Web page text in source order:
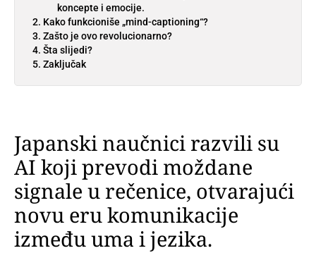
koncepte i emocije.
Kako funkcioniše „mind-captioning“?
Zašto je ovo revolucionarno?
Šta slijedi?
Zaključak
Japanski naučnici razvili su
AI koji prevodi moždane
signale u rečenice, otvarajući
novu eru komunikacije
između uma i jezika.